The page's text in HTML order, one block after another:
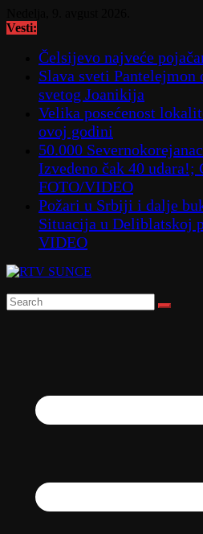
to
Vesti:
Čelsijevo najveće
Slava sveti Pantelejmon
svetog Joanikija
Velika posećenost
ovoj godini
50.000
Izvedeno čak 40 udara!;
FOTO/VIDEO
Požari u Srbiji i dalje
Situacija u Deliblatskoj
VIDEO